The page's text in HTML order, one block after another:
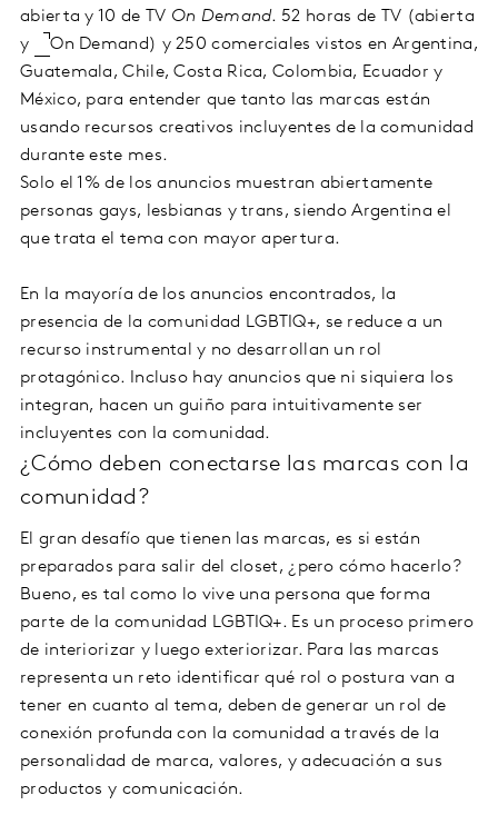
abierta y 10 de TV On Demand. 52 horas de TV (abierta
y
On Demand) y 250 comerciales vistos en Argentina,
Guatemala, Chile, Costa Rica, Colombia, Ecuador y
México, para entender que tanto las marcas están
usando recursos creativos incluyentes de la comunidad
durante este mes.
Solo el 1% de los anuncios muestran abiertamente
personas gays, lesbianas y trans, siendo Argentina el
que trata el tema con mayor apertura.
En la mayoría de los anuncios encontrados, la
presencia de la comunidad LGBTIQ+, se reduce a un
recurso instrumental y no desarrollan un rol
protagónico. Incluso hay anuncios que ni siquiera los
integran, hacen un guiño para intuitivamente ser
incluyentes con la comunidad.
¿Cómo deben conectarse las marcas con la
comunidad?
El gran desafío que tienen las marcas, es si están
preparados para salir del closet, ¿pero cómo hacerlo?
Bueno, es tal como lo vive una persona que forma
parte de la comunidad LGBTIQ+. Es un proceso primero
de interiorizar y luego exteriorizar. Para las marcas
representa un reto identificar qué rol o postura van a
tener en cuanto al tema, deben de generar un rol de
conexión profunda con la comunidad a través de la
personalidad de marca, valores, y adecuación a sus
productos y comunicación.